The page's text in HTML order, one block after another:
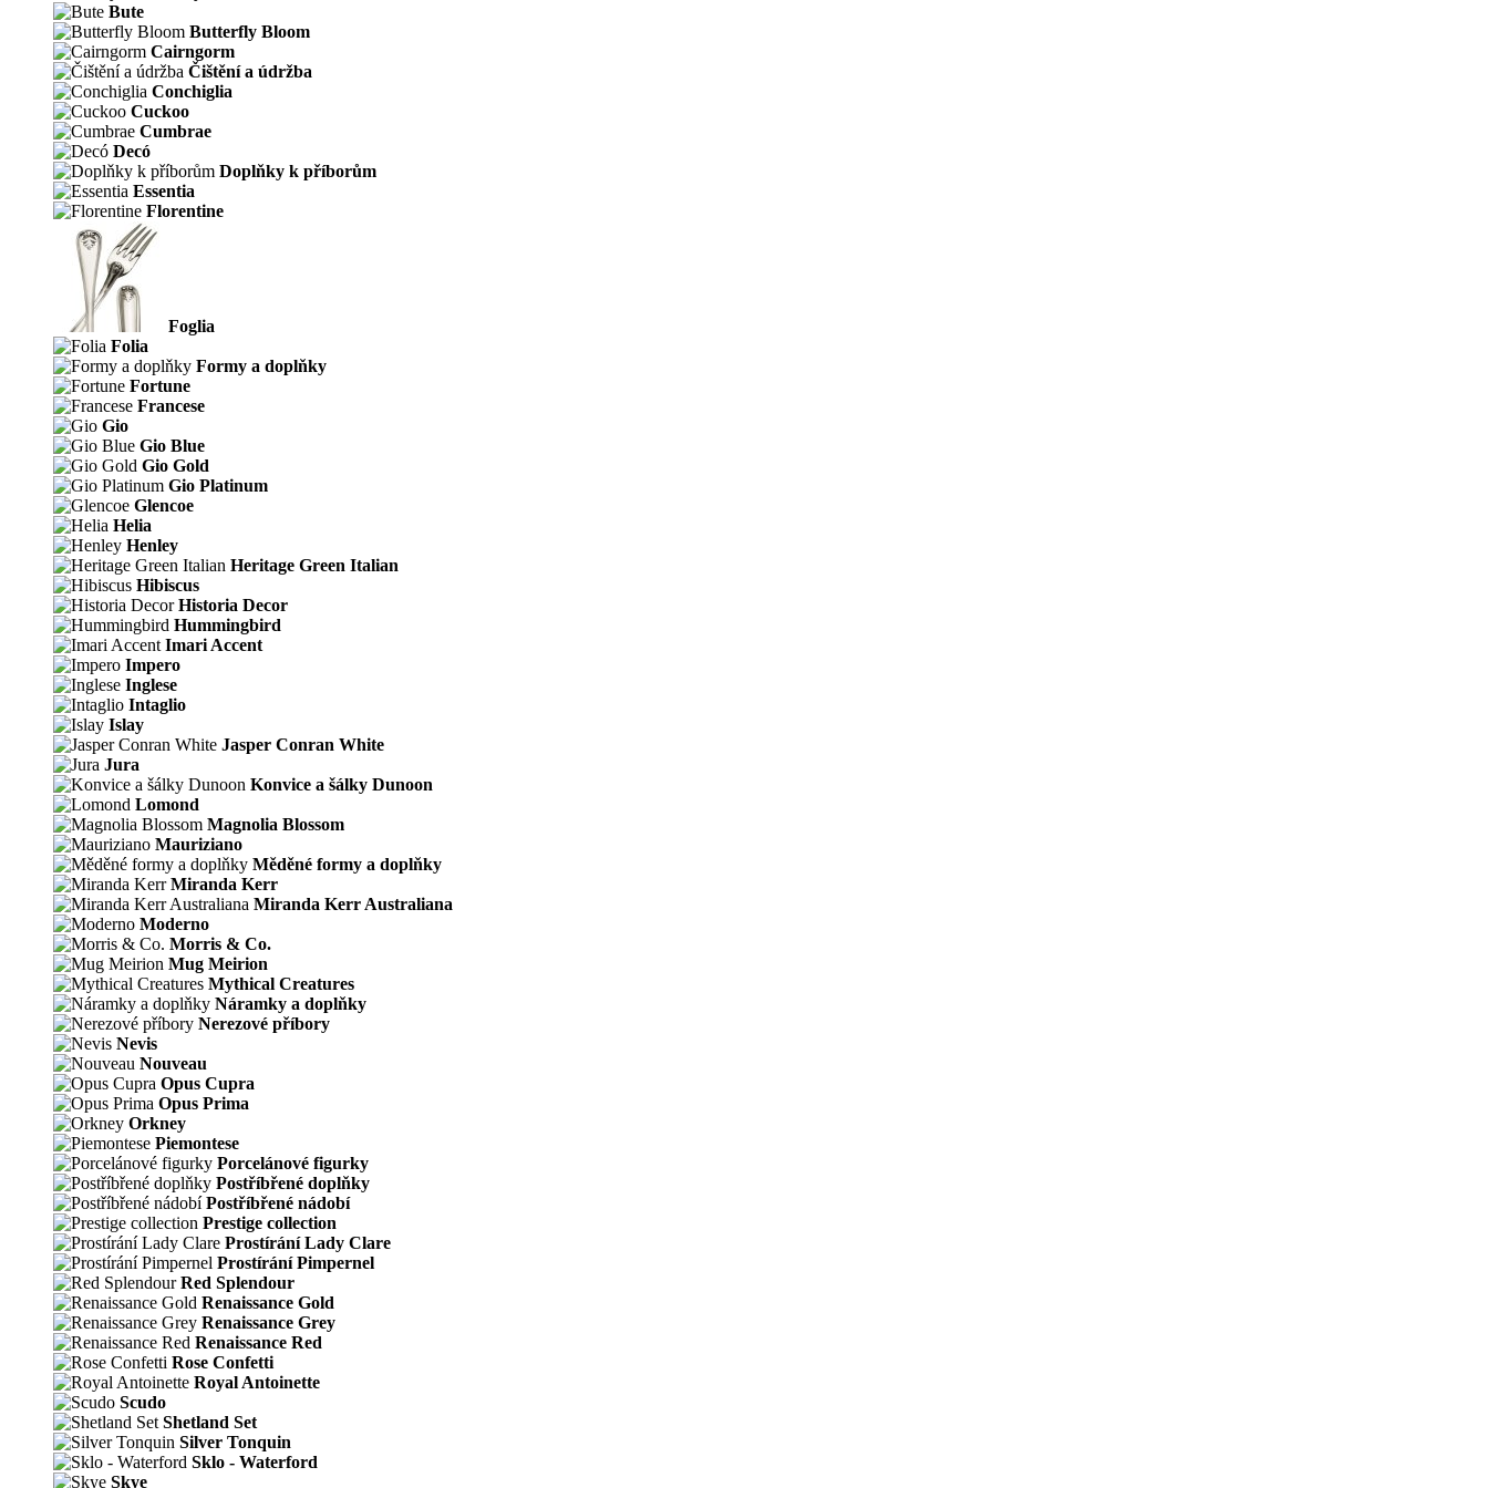
Bute
Butterfly Bloom
Cairngorm
Čištění a údržba
Conchiglia
Cuckoo
Cumbrae
Decó
Doplňky k příborům
Essentia
Florentine
Foglia
Folia
Formy a doplňky
Fortune
Francese
Gio
Gio Blue
Gio Gold
Gio Platinum
Glencoe
Helia
Henley
Heritage Green Italian
Hibiscus
Historia Decor
Hummingbird
Imari Accent
Impero
Inglese
Intaglio
Islay
Jasper Conran White
Jura
Konvice a šálky Dunoon
Lomond
Magnolia Blossom
Mauriziano
Měděné formy a doplňky
Miranda Kerr
Miranda Kerr Australiana
Moderno
Morris & Co.
Mug Meirion
Mythical Creatures
Náramky a doplňky
Nerezové příbory
Nevis
Nouveau
Opus Cupra
Opus Prima
Orkney
Piemontese
Porcelánové figurky
Postříbřené doplňky
Postříbřené nádobí
Prestige collection
Prostírání Lady Clare
Prostírání Pimpernel
Red Splendour
Renaissance Gold
Renaissance Grey
Renaissance Red
Rose Confetti
Royal Antoinette
Scudo
Shetland Set
Silver Tonquin
Sklo - Waterford
Skye